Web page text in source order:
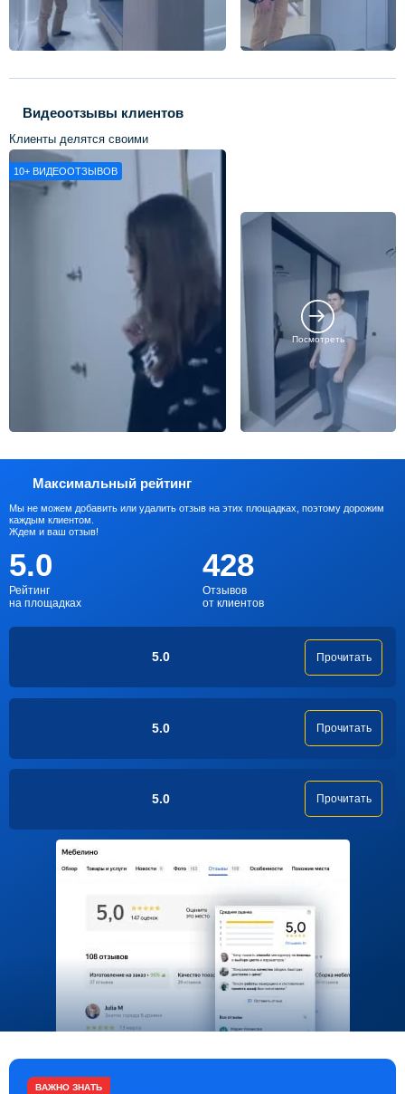
Видеоотзывы клиентов
Клиенты делятся своими
впечатлениями о нашей работе
10+ ВИДЕООТЗЫВОВ
Посмотреть
Максимальный рейтинг
Мы не можем добавить или удалить отзыв на этих площадках, поэтому дорожим
каждым клиентом.
Ждем и ваш отзыв!
5.0
Рейтинг
на площадках
428
Отзывов
от клиентов
5.0 Прочитать
5.0 Прочитать
5.0 Прочитать
ВАЖНО ЗНАТЬ